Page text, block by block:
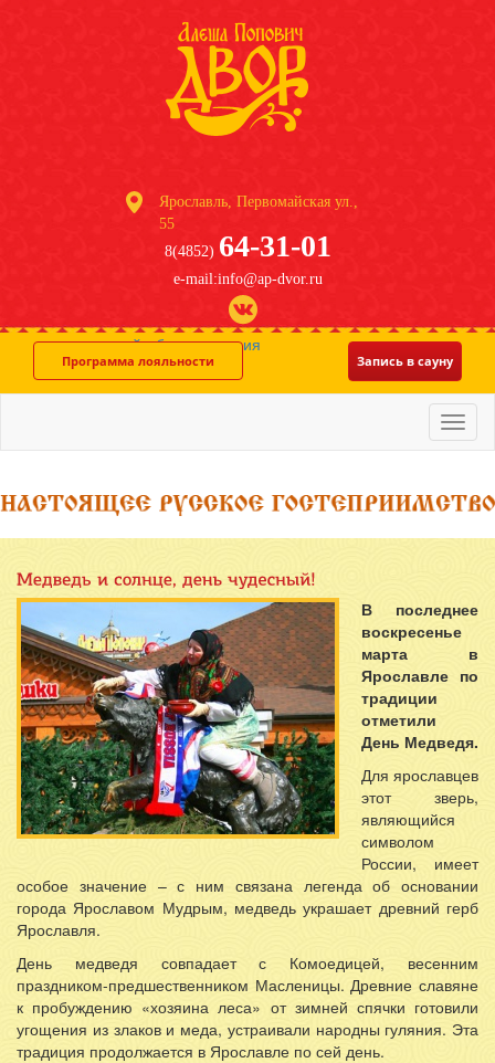
Ярославль, Первомайская ул.,
55
8(4852) 64-31-01
e-mail:info@ap-dvor.ru
система онлайн-бронирования
Программа лояльности Запись в сауну
Меню
В последнее
воскресенье
марта в
Ярославле по
традиции
отметили
День Медведя.
Для ярославцев
этот зверь,
являющийся
символом
России, имеет
особое значение – с ним связана легенда об основании
города Ярославом Мудрым, медведь украшает древний герб
Ярославля.
День медведя совпадает с Комоедицей, весенним
праздником-предшественником Масленицы. Древние славяне
к пробуждению «хозяина леса» от зимней спячки готовили
угощения из злаков и меда, устраивали народны гуляния. Эта
традиция продолжается в Ярославле по сей день.